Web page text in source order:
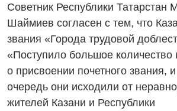
Советник Республики Татарстан
Шаймиев согласен с тем, что
звания «Города трудовой
«Поступило большое
о присвоении почетного звания,
очередь они исходили от
жителей Казани и Республики